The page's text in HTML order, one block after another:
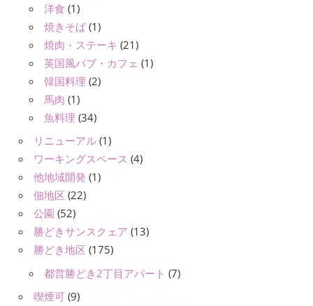
洋食 (1)
焼きそば (1)
焼肉・ステーキ (21)
英国風パブ・カフェ (1)
韓国料理 (2)
馬肉 (1)
魚料理 (34)
リニューアル (1)
ワーキングスペース (4)
他地域開発 (1)
佃地区 (22)
公園 (52)
勝どきサンスクェア (13)
勝どき地区 (175)
都営勝どき2丁目アパート (7)
喫煙可 (9)